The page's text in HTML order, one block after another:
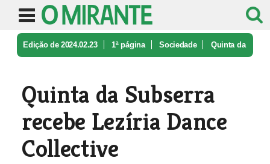
Edição de 2024.02.23 1ª página Sociedade Quinta da
Quinta da Subserra
recebe Lezíria Dance
Collective